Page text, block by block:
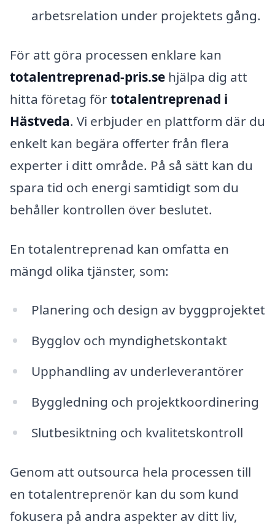
arbetsrelation under projektets gång.
För att göra processen enklare kan
totalentreprenad-pris.se hjälpa dig att
hitta företag förtotalentreprenad i
Hästveda. Vi erbjuder en plattform där du
enkelt kan begära offerter från flera
experter i ditt område. På så sätt kan du
spara tid och energi samtidigt som du
behåller kontrollen över beslutet.
En totalentreprenad kan omfatta en
mängd olika tjänster, som:
Planering och design av byggprojektet
Bygglov och myndighetskontakt
Upphandling av underleverantörer
Byggledning och projektkoordinering
Slutbesiktning och kvalitetskontroll
Genom att outsourca hela processen till
en totalentreprenör kan du som kund
fokusera på andra aspekter av ditt liv,